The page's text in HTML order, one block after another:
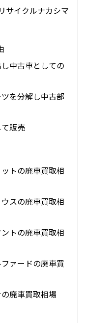
イクルナカシマ
中古車としての
を分解し中古部
販売
トの廃車買取相
スの廃車買取相
トの廃車買取相
ァードの廃車買
廃車買取相場